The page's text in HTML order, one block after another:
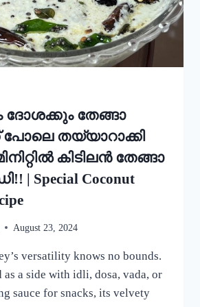
ദോശക്കും തേങ്ങാ
തയ്യാറാക്കി
കിടിലൻ തേങ്ങാ
| Special Coconut
August 23, 2024
versatility knows no bounds.
as a side with idli, dosa, vada, or
sauce for snacks, its velvety